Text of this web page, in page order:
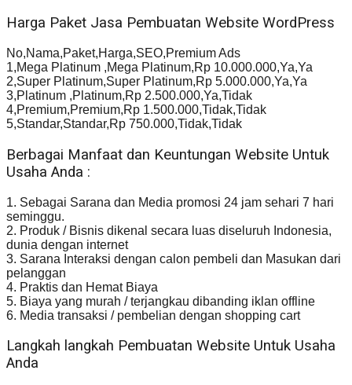
Harga Paket Jasa Pembuatan Website WordPress
No,Nama,Paket,Harga,SEO,Premium Ads
1,Mega Platinum ,Mega Platinum,Rp 10.000.000,Ya,Ya
2,Super Platinum,Super Platinum,Rp 5.000.000,Ya,Ya
3,Platinum ,Platinum,Rp 2.500.000,Ya,Tidak
4,Premium,Premium,Rp 1.500.000,Tidak,Tidak
5,Standar,Standar,Rp 750.000,Tidak,Tidak
Berbagai Manfaat dan Keuntungan Website Untuk
Usaha Anda :
1. Sebagai Sarana dan Media promosi 24 jam sehari 7 hari
seminggu.
2. Produk / Bisnis dikenal secara luas diseluruh Indonesia,
dunia dengan internet
3. Sarana Interaksi dengan calon pembeli dan Masukan dari
pelanggan
4. Praktis dan Hemat Biaya
5. Biaya yang murah / terjangkau dibanding iklan offline
6. Media transaksi / pembelian dengan shopping cart
Langkah langkah Pembuatan Website Untuk Usaha
Anda